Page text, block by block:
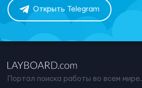
Открыть Telegram
Портал поиска работы во всем мире.